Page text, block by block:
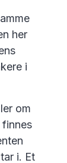
her
i
om
i. Et